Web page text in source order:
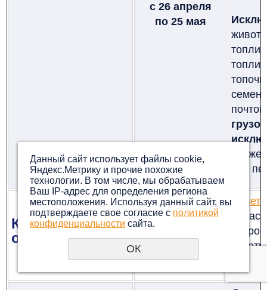
с 26 апреля
по 25 мая
при
Кировская
область
Ответ
Данный сайт использует файлы cookie,
Яндекс.Метрику и прочие похожие
технологии. В том числе, мы обрабатываем
Ваш IP-адрес для определения региона
местоположения. Используя данный сайт, вы
подтверждаете свое согласие с политикой
конфиденциальности сайта.
ОК